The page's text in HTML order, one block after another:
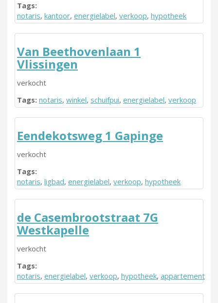
Tags:
notaris, kantoor, energielabel, verkoop, hypotheek
Van Beethovenlaan 1
Vlissingen
verkocht
Tags: notaris, winkel, schuifpui, energielabel, verkoop
Eendekotsweg 1 Gapinge
verkocht
Tags:
notaris, ligbad, energielabel, verkoop, hypotheek
de Casembrootstraat 7G
Westkapelle
verkocht
Tags:
notaris, energielabel, verkoop, hypotheek, appartement